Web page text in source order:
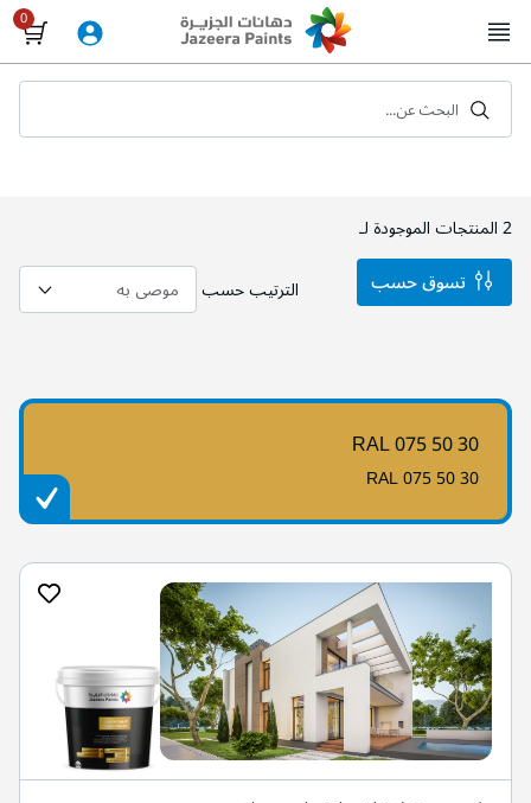
to
Content
البحث عن...
2المنتجات الموجودة لـ
الترتيب حسب
RAL 075 50 30
RAL 075 50 30
تسوق حسب